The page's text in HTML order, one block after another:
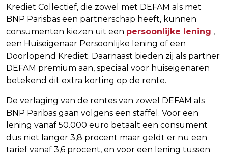
Krediet Collectief, die zowel met DEFAM als met
BNP Parisbas een partnerschap heeft, kunnen
consumenten kiezen uit een persoonlijke lening ,
een Huiseigenaar Persoonlijke lening of een
Doorlopend Krediet. Daarnaast bieden zij als partner
DEFAM premium aan, speciaal voor huiseigenaren
betekend dit extra korting op de rente.
De verlaging van de rentes van zowel DEFAM als
BNP Paribas gaan volgens een staffel. Voor een
lening vanaf 50.000 euro betaalt een consument
dus niet langer 3,8 procent maar geldt er nu een
tarief vanaf 3,6 procent, en voor een lening tussen